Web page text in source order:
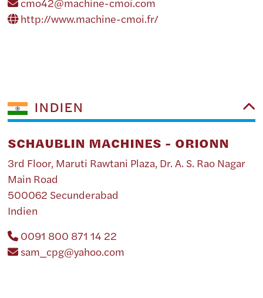
http://www.machine-cmoi.fr/
INDIEN
SCHAUBLIN MACHINES - ORIONN
3rd Floor, Maruti Rawtani Plaza, Dr. A. S. Rao Nagar
Main Road
500062 Secunderabad
Indien
0091 800 871 14 22
sam_cpg@yahoo.com